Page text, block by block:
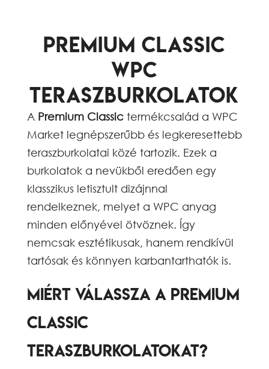
Premium Classic
WPC
Teraszburkolatok
A Premium Classictermékcsalád a WPC
Market legnépszerűbb és legkeresettebb
teraszburkolatai közé tartozik. Ezek a
burkolatok a nevükből eredően egy
klasszikus letisztult dizájnnal
rendelkeznek, melyet a WPC anyag
minden előnyével ötvöznek. Így
nemcsak esztétikusak, hanem rendkívül
tartósak és könnyen karbantarthatók is.
Miért válassza a Premium
Classic
teraszburkolatokat?